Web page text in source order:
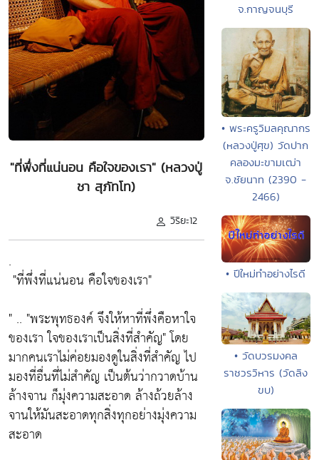
"ที่พึ่งที่แน่นอน คือใจของเรา" (หลวงปู่
ชา สุภัทโท)
วิริยะ12
.
"ที่พึ่งที่แน่นอน คือใจของเรา"
" .. "พระพุทธองค์ จึงให้หาที่พึ่งคือหาใจ
ของเรา ใจของเราเป็นสิ่งที่สำคัญ"โดย
มากคนเราไม่ค่อยมองดูในสิ่งที่สำคัญ ไป
มองที่อื่นที่ไม่สำคัญ เป็นต้นว่ากวาดบ้าน
ล้างจาน ก็มุ่งความสะอาด ล้างถ้วยล้าง
จานให้มันสะอาดทุกสิ่งทุกอย่างมุ่งความ
สะอาด
จ.กาญจนบุรี
• พระครูวิมลคุณากร
(หลวงปู่ศุข) วัดปาก
คลองมะขามเฒ่า
จ.ชัยนาท (2390 -
2466)
• ปีใหม่ทำอย่างไรดี
• วัดบวรมงคล
ราชวรวิหาร (วัดลิง
ขบ)